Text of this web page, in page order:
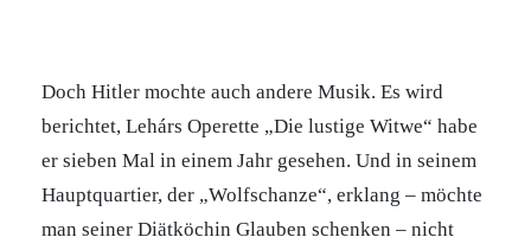
Doch Hitler mochte auch andere Musik. Es wird
berichtet, Lehárs Operette „Die lustige Witwe“ habe
er sieben Mal in einem Jahr gesehen. Und in seinem
Hauptquartier, der „Wolfschanze“, erklang – möchte
man seiner Diätköchin Glauben schenken – nicht